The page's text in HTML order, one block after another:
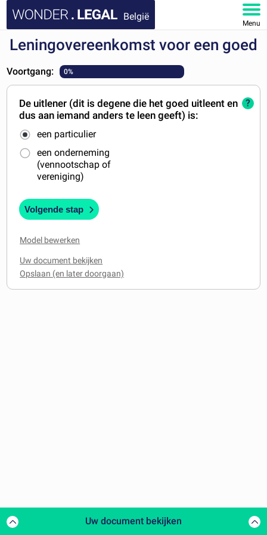
België
Menu
HOME
DOCUMENTEN
FAQ
MIJN ACCOUNT
Leningovereenkomst voor een goed
Voortgang: 0%
De uitlener (dit is degene die het goed uitleent en
dus aan iemand anders te leen geeft) is:
een particulier
een onderneming
(vennootschap of
vereniging)
?
Volgende stap
Model bewerken
Uw document bekijken
Uw document bekijken